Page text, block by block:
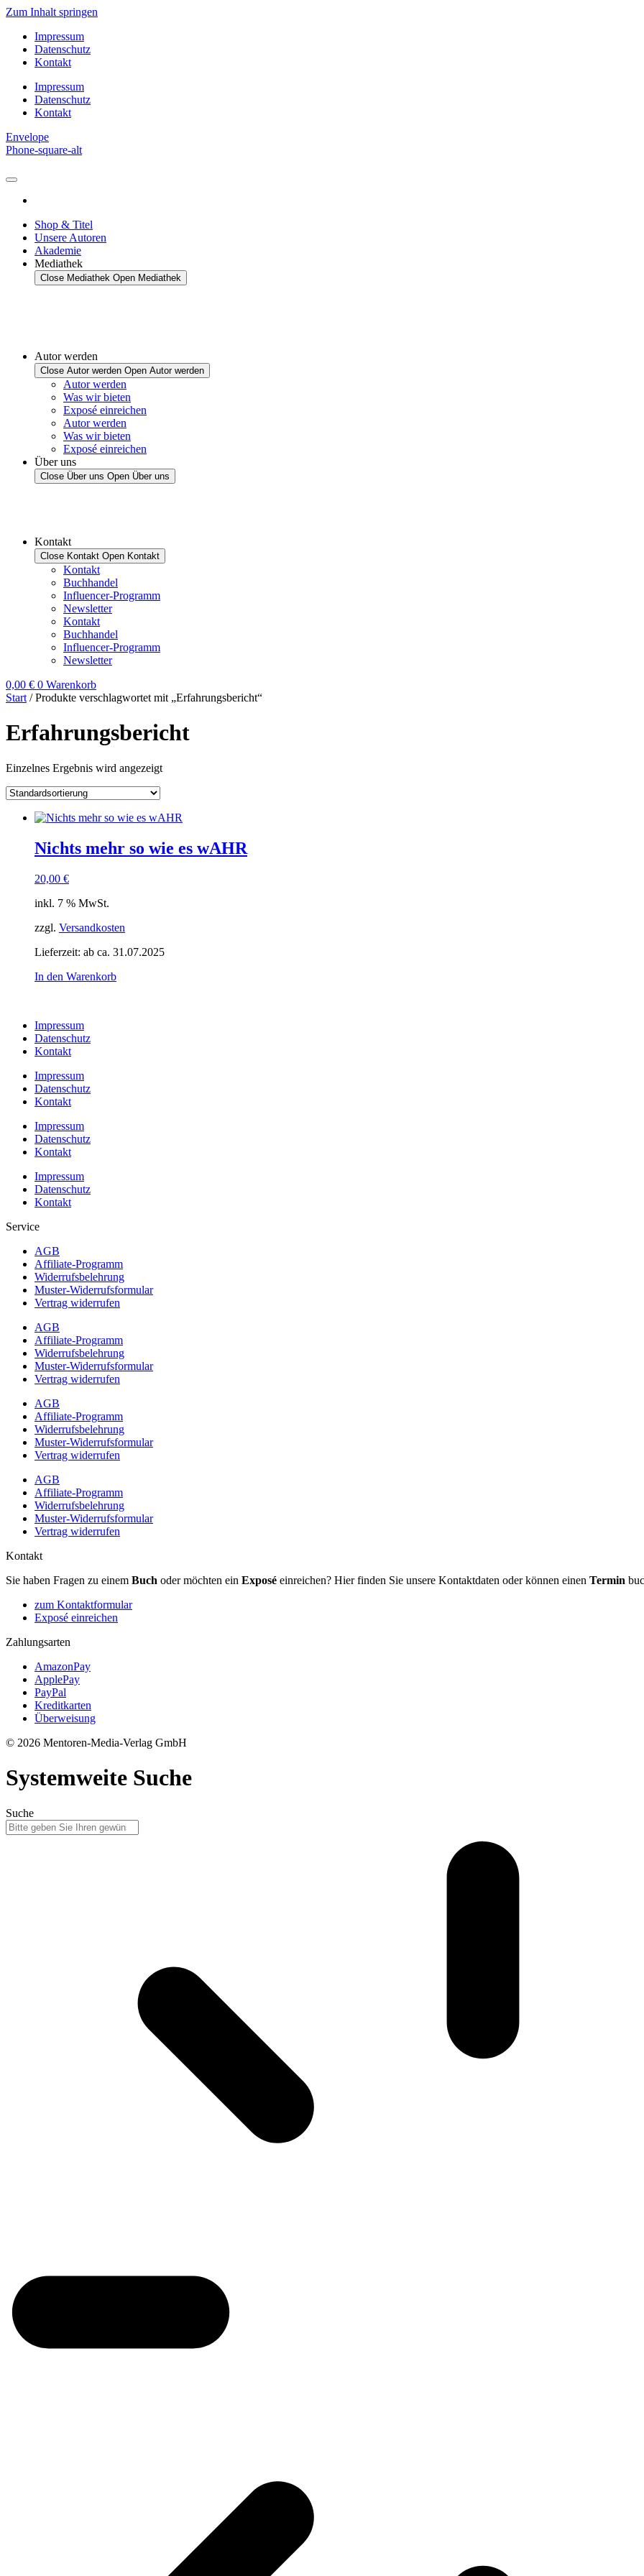
Zum Inhalt springen
Impressum
Datenschutz
Kontakt
Impressum
Datenschutz
Kontakt
Envelope
Phone-square-alt
Shop & Titel
Unsere Autoren
Akademie
Mediathek
Close Mediathek Open Mediathek
Autor werden
Close Autor werden Open Autor werden
Autor werden
Was wir bieten
Exposé einreichen
Autor werden
Was wir bieten
Exposé einreichen
Über uns
Close Über uns Open Über uns
Kontakt
Close Kontakt Open Kontakt
Kontakt
Buchhandel
Influencer-Programm
Newsletter
Kontakt
Buchhandel
Influencer-Programm
Newsletter
0,00 € 0 Warenkorb
Start / Produkte verschlagwortet mit „Erfahrungsbericht“
Erfahrungsbericht
Einzelnes Ergebnis wird angezeigt
Nichts mehr so wie es wAHR
20,00 €
inkl. 7 % MwSt.
zzgl. Versandkosten
Lieferzeit: ab ca. 31.07.2025
In den Warenkorb
Impressum
Datenschutz
Kontakt
Impressum
Datenschutz
Kontakt
Impressum
Datenschutz
Kontakt
Impressum
Datenschutz
Kontakt
Service
AGB
Affiliate-Programm
Widerrufsbelehrung
Muster-Widerrufsformular
Vertrag widerrufen
AGB
Affiliate-Programm
Widerrufsbelehrung
Muster-Widerrufsformular
Vertrag widerrufen
AGB
Affiliate-Programm
Widerrufsbelehrung
Muster-Widerrufsformular
Vertrag widerrufen
AGB
Affiliate-Programm
Widerrufsbelehrung
Muster-Widerrufsformular
Vertrag widerrufen
Kontakt
Sie haben Fragen zu einem Buch oder möchten ein Exposé einreichen? Hier finden Sie unsere Kontaktdaten oder können einen Termin
zum Kontaktformular
Exposé einreichen
Zahlungsarten
AmazonPay
ApplePay
PayPal
Kreditkarten
Überweisung
© 2026 Mentoren-Media-Verlag GmbH
Systemweite Suche
Suche